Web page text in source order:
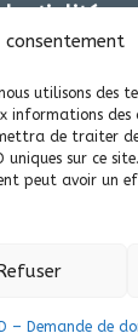
consentement
utilisons des
informations
de traiter
sur ce
peut avoir un
– Demande de